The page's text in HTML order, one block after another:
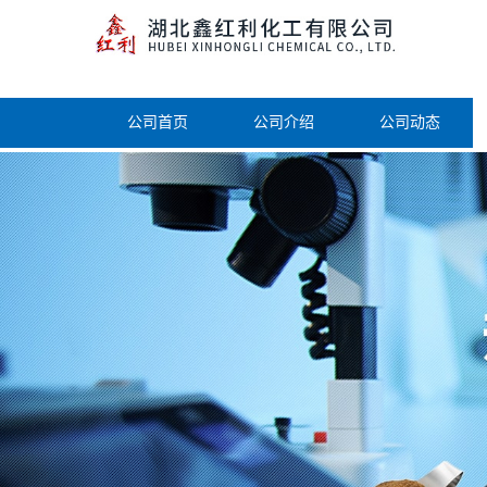
公司首页 公司介绍 公司动态